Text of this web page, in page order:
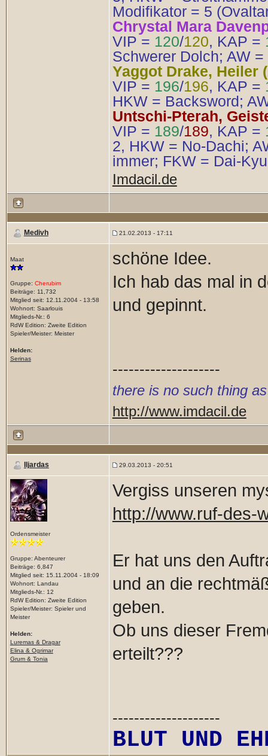
Modifikator = 5
Chrystal Mara
VIP = 120/120, KAP =
Schwerer Dolch; AW
Yaggot Drake, Heiler
VIP = 196/196, KAP =
HKW = Backsword;
Untschi-Pterah,
VIP = 189/189, KAP =
2, HKW = No-Dachi;
immer; FKW = Dai-
Imdacil.de
Medivh 21.02.2013 - 17:11
Maat
Gruppe: Cherubim
Beiträge: 11,732
Mitglied seit: 12.11.2004 - 13:58
Wohnort: Saarlouis
Mitglieds-Nr.: 6
RdW Edition: Zweite Edition
Spieler/Meister: Meister
Helden:
Serinas
schöne Idee.
Ich hab das mal in
und gepinnt.
--------------------
there is no such thing
http://www.imdacil.de
Iljardas 29.03.2013 - 20:51
Ordensmeister
Gruppe: Abenteurer
Beiträge: 6,847
Mitglied seit: 15.11.2004 - 18:09
Wohnort: Landau
Mitglieds-Nr.: 12
RdW Edition: Zweite Edition
Spieler/Meister: Spieler und
Meister
Helden:
Luremas & Dragar
Elina & Ogrimar
Grum & Tonia
Vergiss unseren
http://www.ruf-des-
Er hat uns den
und an die
geben.
Ob uns dieser
erteilt???
--------------------
BLUT UND